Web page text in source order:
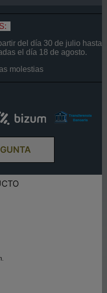
del día 30 de julio hasta
el día 18 de agosto.
molestias